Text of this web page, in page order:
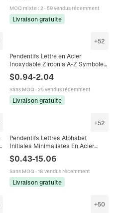
MOQ mixte: 2· 59 vendus récemment
Livraison gratuite
+52
Pendentifs Lettre en Acier
Inoxydable Zirconia A-Z Symbole
Cœur Accessoires Bijoux DIY Pour
Collier Bracelet Or Argent
$0.94-2.04
Sans MOQ · 25 vendus récemment
Livraison gratuite
+52
Pendentifs Lettres Alphabet
Initiales Minimalistes En Acier
Création Bijoux DIY Collier Bracelet
$0.43-15.06
Sans MOQ · 18 vendus récemment
Livraison gratuite
+50